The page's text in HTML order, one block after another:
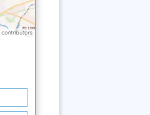
contributors